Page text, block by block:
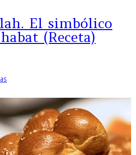
El simbólico
(Receta)